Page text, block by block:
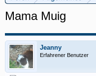
Mama Muig
Jeanny
Erfahrener Benutzer